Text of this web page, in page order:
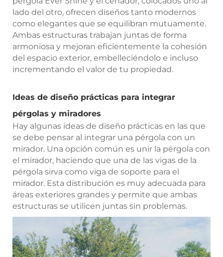
lado del otro, ofrecen diseños tanto modernos
como elegantes que se equilibran mutuamente.
Ambas estructuras trabajan juntas de forma
armoniosa y mejoran eficientemente la cohesión
del espacio exterior, embelleciéndolo e incluso
incrementando el valor de tu propiedad.
Ideas de diseño prácticas para integrar
pérgolas y miradores
Hay algunas ideas de diseño prácticas en las que
se debe pensar al integrar una pérgola con un
mirador. Una opción común es unir la pérgola con
el mirador, haciendo que una de las vigas de la
pérgola sirva como viga de soporte para el
mirador. Esta distribución es muy adecuada para
áreas exteriores grandes y permite que ambas
estructuras se utilicen juntas sin problemas.